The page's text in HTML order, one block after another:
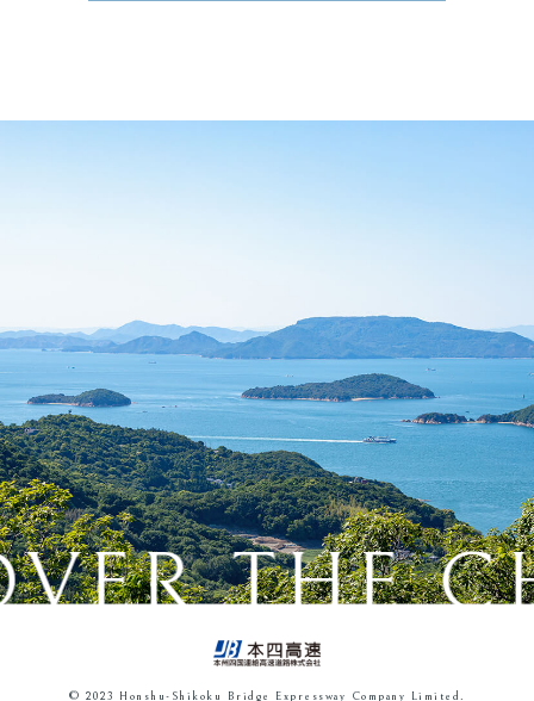
THE
© 2023 Honshu-Shikoku Bridge Expressway Company Limited.